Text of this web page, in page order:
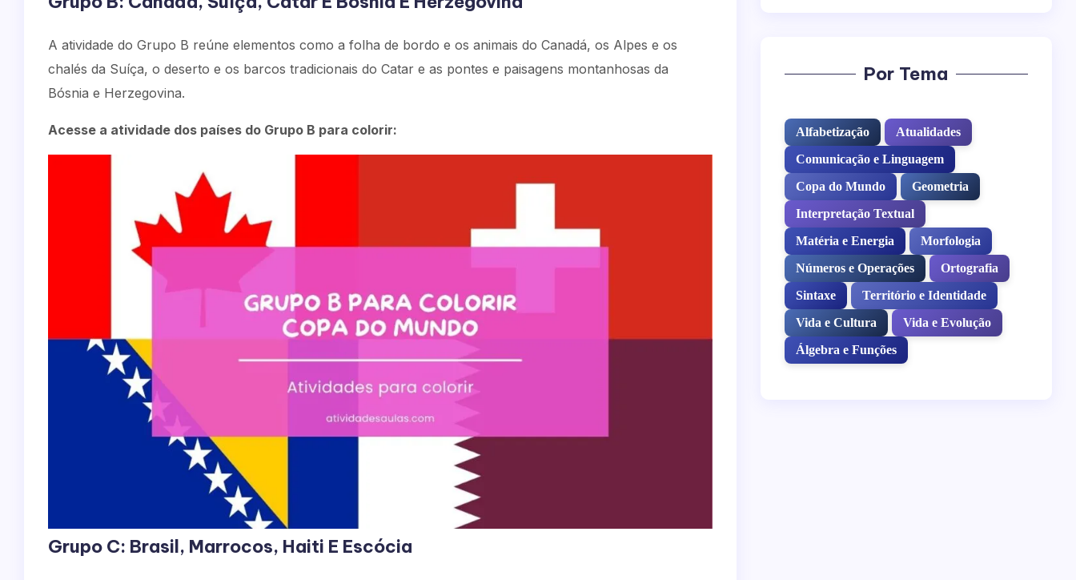
A atividade do Grupo B reúne elementos como a folha de bordo e os animais do Canadá, os Alpes e os
chalés da Suíça, o deserto e os barcos tradicionais do Catar e as pontes e paisagens montanhosas da
Bósnia e Herzegovina.
Acesse a atividade dos países do Grupo B para colorir:
Grupo C: Brasil, Marrocos, Haiti E Escócia
Por Tema
Alfabetização
Atualidades
Comunicação e Linguagem
Copa do Mundo
Geometria
Interpretação Textual
Matéria e Energia
Morfologia
Números e Operações
Ortografia
Sintaxe
Território e Identidade
Vida e Cultura
Vida e Evolução
Álgebra e Funções